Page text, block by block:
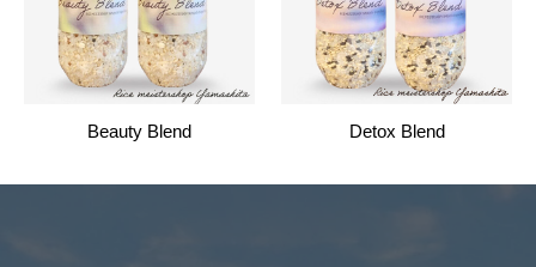
Beauty Blend Detox Blend